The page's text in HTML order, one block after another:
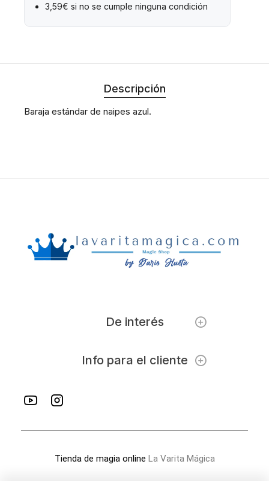
3,59€ si no se cumple ninguna condición
Descripción
Baraja estándar de naipes azul.
De interés
Info para el cliente
Tienda de magia online La Varita Mágica